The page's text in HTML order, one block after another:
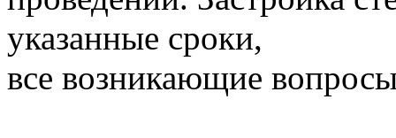
указанные сроки,
все возникающие